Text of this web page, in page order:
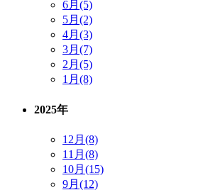
6月(5)
5月(2)
4月(3)
3月(7)
2月(5)
1月(8)
2025年
12月(8)
11月(8)
10月(15)
9月(12)